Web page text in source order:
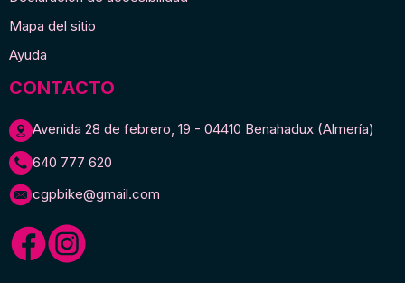
Mapa del sitio
Ayuda
CONTACTO
Avenida 28 de febrero, 19 - 04410 Benahadux (Almería)
640 777 620
cgpbike@gmail.com